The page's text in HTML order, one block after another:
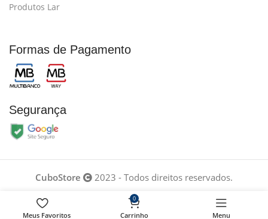
Produtos Lar
Formas de Pagamento
Segurança
CuboStore 2023 - Todos direitos reservados.
Desenvolvido por
Meus Favoritos
0
Carrinho Menu